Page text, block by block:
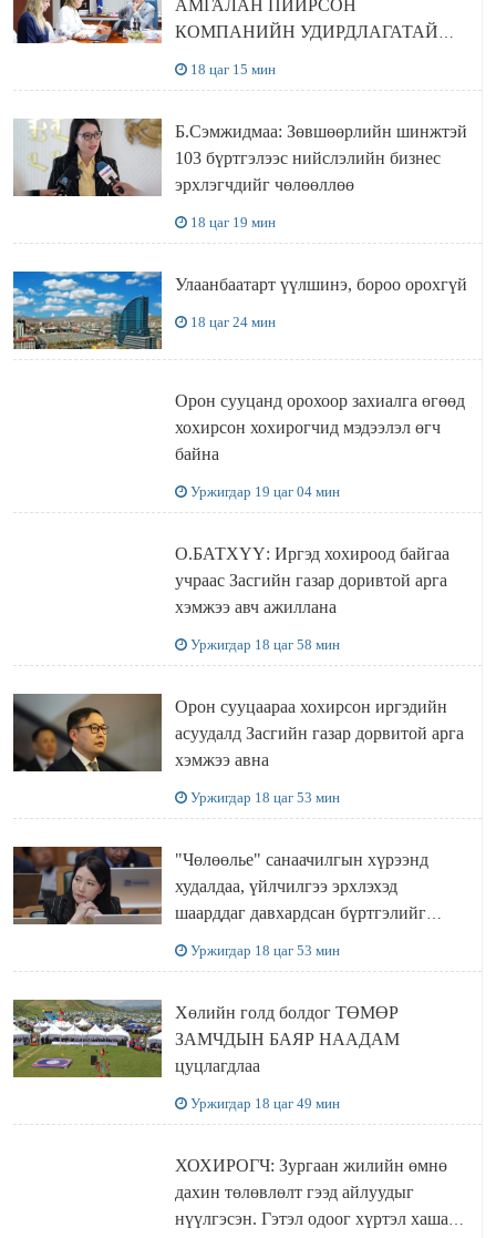
АМГАЛАН ПИЙРСОН
КОМПАНИЙН УДИРДЛАГАТАЙ
18 цаг 15 мин
Б.Сэмжидмаа: Зөвшөөрлийн шинжтэй
103 бүртгэлээс нийслэлийн бизнес
эрхлэгчдийг чөлөөллөө
18 цаг 19 мин
Улаанбаатарт үүлшинэ, бороо орохгүй
18 цаг 24 мин
Орон сууцанд орохоор захиалга өгөөд
хохирсон хохирогчид мэдээлэл өгч
байна
Уржигдар 19 цаг 04 мин
О.БАТХҮҮ: Иргэд хохироод байгаа
учраас Засгийн газар доривтой арга
хэмжээ авч ажиллана
Уржигдар 18 цаг 58 мин
Орон сууцаараа хохирсон иргэдийн
асуудалд Засгийн газар дорвитой арга
хэмжээ авна
Уржигдар 18 цаг 53 мин
"Чөлөөлье" санаачилгын хүрээнд
худалдаа, үйлчилгээ эрхлэхэд
шаарддаг давхардсан бүртгэлийг
Уржигдар 18 цаг 53 мин
Хөлийн голд болдог ТӨМӨР
ЗАМЧДЫН БАЯР НААДАМ
цуцлагдлаа
Уржигдар 18 цаг 49 мин
ХОХИРОГЧ: Зургаан жилийн өмнө
дахин төлөвлөлт гээд айлуудыг
нүүлгэсэн. Гэтэл одоог хүртэл хашаа